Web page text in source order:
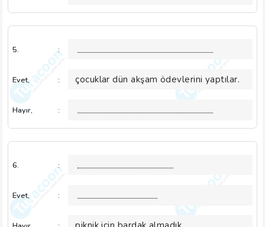
5. :
Evet, : çocuklar dün akşam ödevlerini yaptılar.
Hayır, :
6. :
Evet, :